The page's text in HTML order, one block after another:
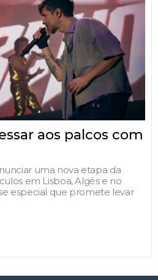
aos palcos com
uma nova etapa da
em Lisboa, Algés e no
especial que promete levar